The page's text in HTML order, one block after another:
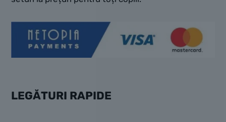
LEGĂTURI RAPIDE